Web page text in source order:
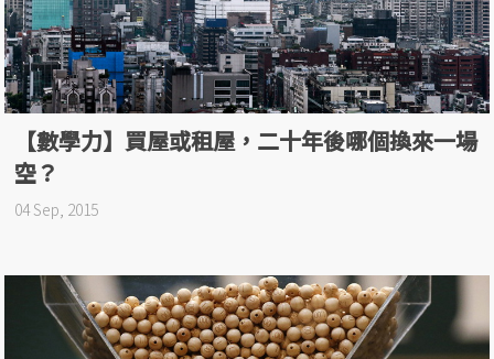
【數學力】買屋或租屋，二十年後哪個換來一場
空？
04 Sep, 2015